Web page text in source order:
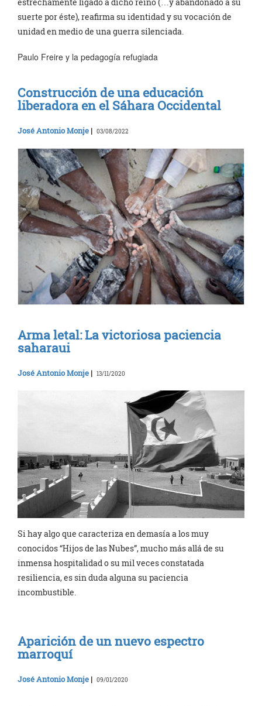
suerte por éste), reafirma su identidad y su vocación de
unidad en medio de una guerra silenciada.
Paulo Freire y la pedagogía refugiada
Construcción de una educación
liberadora en el Sáhara Occidental
José Antonio Monje | 03/08/2022
Arma letal: La victoriosa paciencia
saharaui
José Antonio Monje | 13/11/2020
Si hay algo que caracteriza en demasía a los muy
conocidos “Hijos de las Nubes”, mucho más allá de su
inmensa hospitalidad o su mil veces constatada
resiliencia, es sin duda alguna su paciencia
incombustible.
Aparición de un nuevo espectro
marroquí
José Antonio Monje | 09/01/2020